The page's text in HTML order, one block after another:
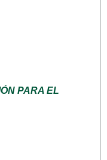
PARA EL